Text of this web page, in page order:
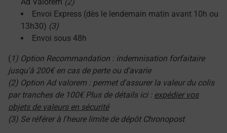
Envoi Express (dès le lendemain matin avant 10h ou
13h30) (3)
Envoi sous 48h
( 1) Option Recommandation : indemnisation forfaitaire
jusqu'à 200€ en cas de perte ou d'avarie
(2) Option Ad valorem : permet d'assurer la valeur du colis
par tranches de 100€ Plus de détails ici : expédier vos
objets de valeurs en sécurité
(3) Se référer à l'heure limite de dépôt Chronopost